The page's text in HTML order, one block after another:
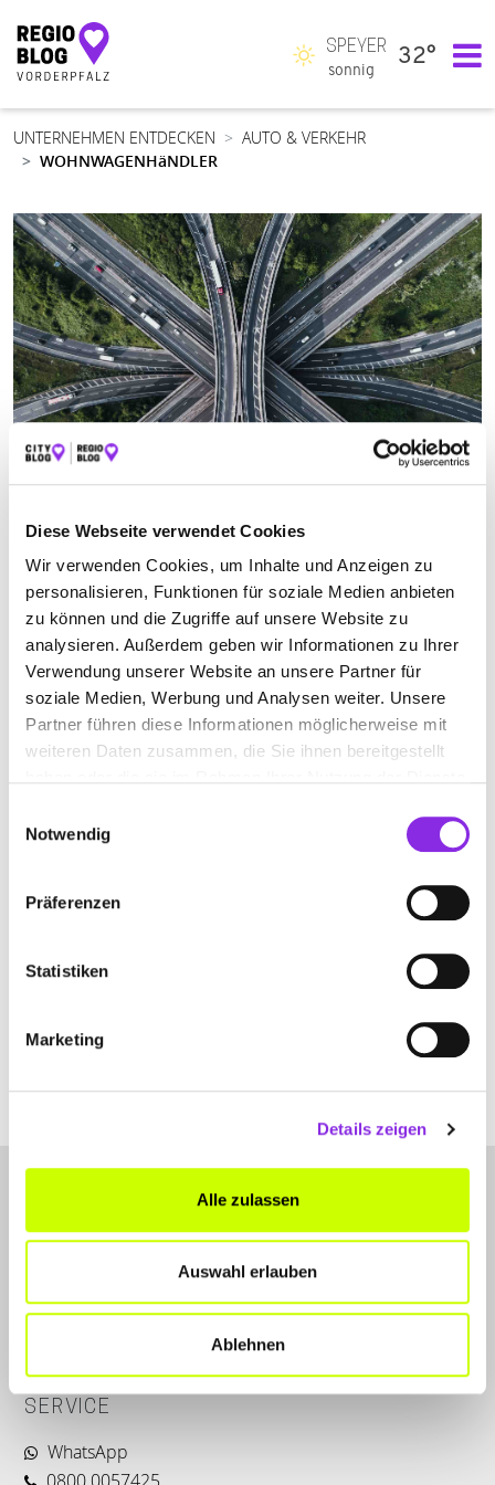
Diese Webseite verwendet Cookies
Wir verwenden Cookies, um Inhalte und Anzeigen zu
personalisieren, Funktionen für soziale Medien anbieten
zu können und die Zugriffe auf unsere Website zu
analysieren. Außerdem geben wir Informationen zu Ihrer
Verwendung unserer Website an unsere Partner für
soziale Medien, Werbung und Analysen weiter. Unsere
Partner führen diese Informationen möglicherweise mit
weiteren Daten zusammen, die Sie ihnen bereitgestellt
Notwendig
Präferenzen
Statistiken
Marketing
Details zeigen
Alle zulassen
Auswahl erlauben
Ablehnen
Hauptnavigation
SPEYER
sonnig
32°
UNTERNEHMEN ENTDECKEN
AUTO & VERKEHR
WOHNWAGENHäNDLER
WOHNWAGENHÄNDLER
Suchen nach
Finden
OBEK WOHNWAGEN-HANDEL UND
Gotenstr. 2
Kontakt
SERVICE
WhatsApp